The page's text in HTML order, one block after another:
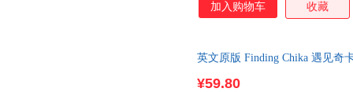
加入购物车 收藏
英文原版 Finding Chika 遇见奇
¥59.80